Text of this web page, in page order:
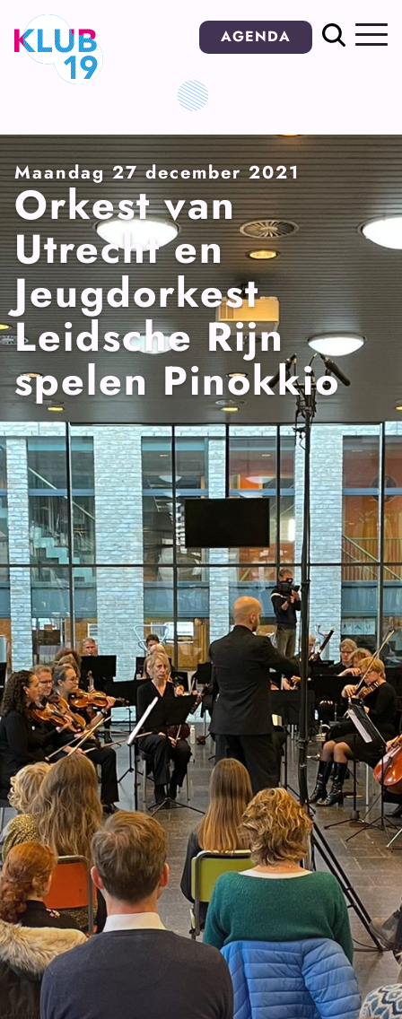
Ga
naar
inhoud
AGENDA
Maandag 27 december 2021
Orkest van
Utrecht en
Jeugdorkest
Leidsche Rijn
spelen Pinokkio